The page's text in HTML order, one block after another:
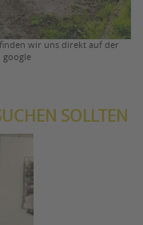
wir uns direkt auf der
google
SOLLTEN